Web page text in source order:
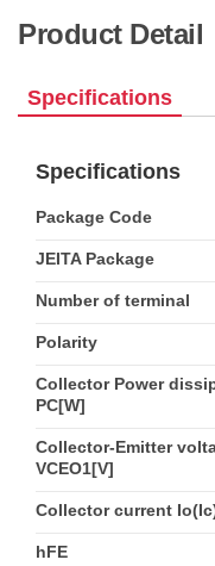
Product Detail
Specifications
Specifications
Package Code
JEITA Package
Number of terminal
Polarity
Collector Power
PC[W]
Collector-Emitter
VCEO1[V]
Collector current
hFE